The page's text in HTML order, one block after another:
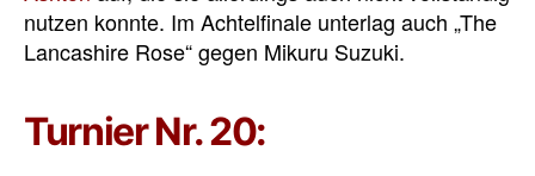
nutzen konnte. Im Achtelfinale unterlag auch „The
Lancashire Rose“ gegen Mikuru Suzuki.
Turnier Nr. 20: